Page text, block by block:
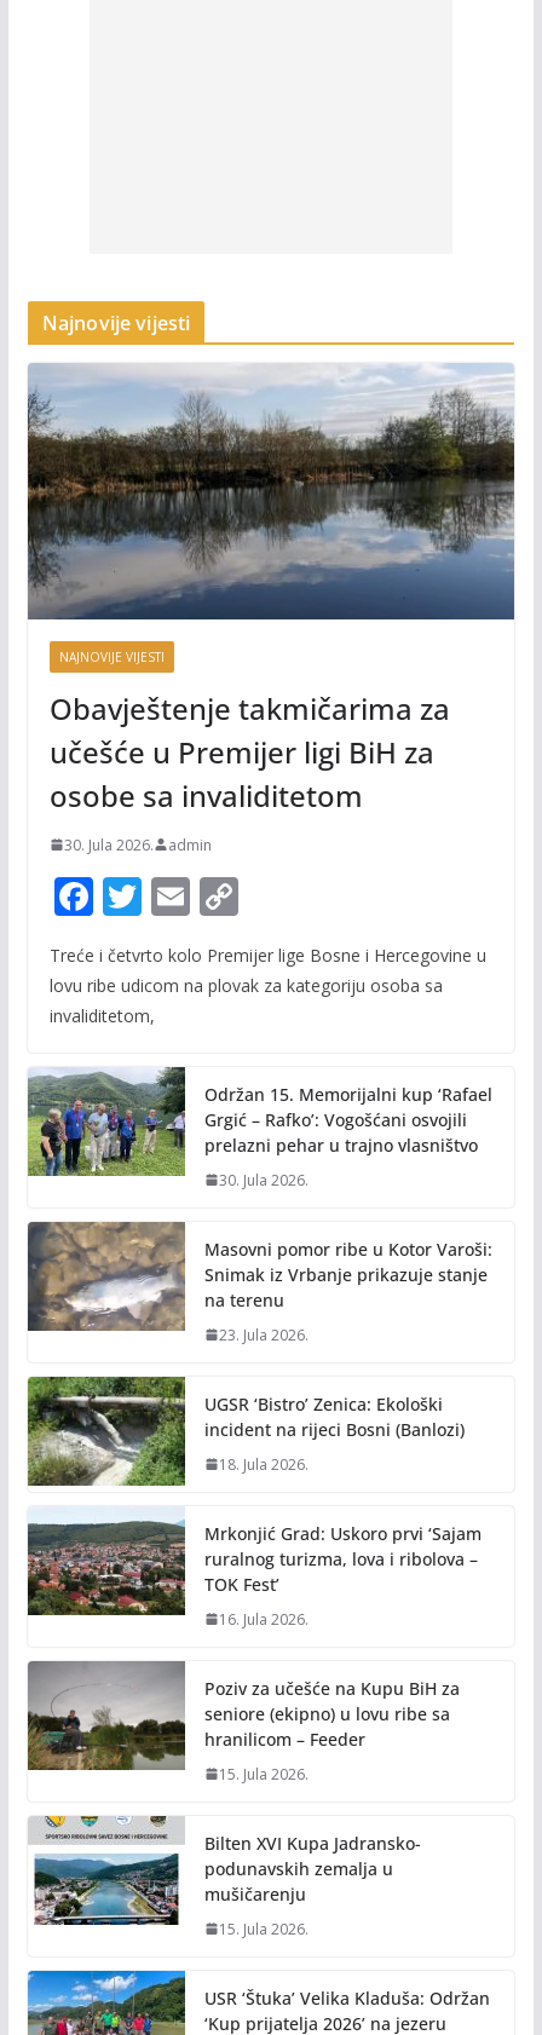
Najnovije vijesti
NAJNOVIJE VIJESTI
Obavještenje takmičarima za
učešće u Premijer ligi BiH za
osobe sa invaliditetom
30. Jula 2026. admin
F
ac
e
b
o
k
T
w
itt
er
E
m
ai
C
p
n
k
Treće i četvrto kolo Premijer lige Bosne i Hercegovine u
lovu ribe udicom na plovak za kategoriju osoba sa
invaliditetom,
Održan 15. Memorijalni kup ‘Rafael
Grgić – Rafko’: Vogošćani osvojili
prelazni pehar u trajno vlasništvo
30. Jula 2026.
Masovni pomor ribe u Kotor Varoši:
Snimak iz Vrbanje prikazuje stanje
na terenu
23. Jula 2026.
UGSR ‘Bistro’ Zenica: Ekološki
incident na rijeci Bosni (Banlozi)
18. Jula 2026.
Mrkonjić Grad: Uskoro prvi ‘Sajam
ruralnog turizma, lova i ribolova –
TOK Fest’
16. Jula 2026.
Poziv za učešće na Kupu BiH za
seniore (ekipno) u lovu ribe sa
hranilicom – Feeder
15. Jula 2026.
Bilten XVI Kupa Jadransko-
podunavskih zemalja u
mušičarenju
15. Jula 2026.
USR ‘Štuka’ Velika Kladuša: Održan
‘Kup prijatelja 2026’ na jezeru